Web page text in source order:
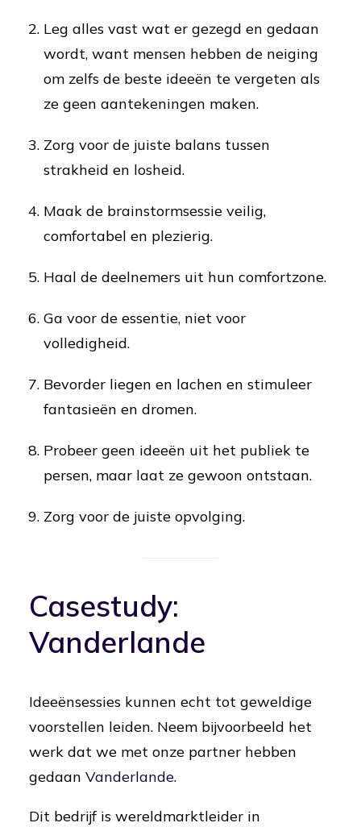
Leg alles vast wat er gezegd en gedaan
wordt, want mensen hebben de neiging
om zelfs de beste ideeën te vergeten als
ze geen aantekeningen maken.
Zorg voor de juiste balans tussen
strakheid en losheid.
Maak de brainstormsessie veilig,
comfortabel en plezierig.
Haal de deelnemers uit hun comfortzone.
Ga voor de essentie, niet voor
volledigheid.
Bevorder liegen en lachen en stimuleer
fantasieën en dromen.
Probeer geen ideeën uit het publiek te
persen, maar laat ze gewoon ontstaan.
Zorg voor de juiste opvolging.
Casestudy:
Vanderlande
Ideeënsessies kunnen echt tot geweldige
voorstellen leiden. Neem bijvoorbeeld het
werk dat we met onze partner hebben
gedaan Vanderlande.
Dit bedrijf is wereldmarktleider in